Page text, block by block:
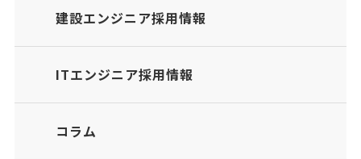
建設エンジニア採用情報
ITエンジニア採用情報
コラム